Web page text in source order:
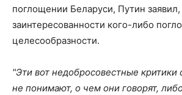
поглощении Беларуси, Путин
заинтересованности кого-либо
целесообразности.
"Эти вот недобросовестные критики
не понимают, о чем они говорят,